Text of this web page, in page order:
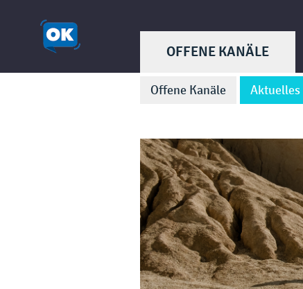
OFFENE KANÄLE
Offene Kanäle Aktuelles